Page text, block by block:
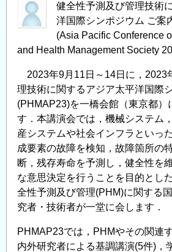
健全性予測及び管理技術
洋国際シンポジウム ご案
(Asia Pacific Conference
and Health Management Society
2023年9月11日～14日に，2023
理技術に関するアジア太平洋国際
(PHMAP23)を一橋会館（東京都）
す．本講演会では，機械システム
産システムや社会インフラといっ
成要素の故障を検知，故障箇所の
断，残存寿命を予測し，健全性を
な意思決定を行うことを目的とし
全性予測及び管理(PHM)に関する
究者・技術者が一堂に会します．
PHMAP23では，PHMやその関連
内外研究者による基調講演(5件)，